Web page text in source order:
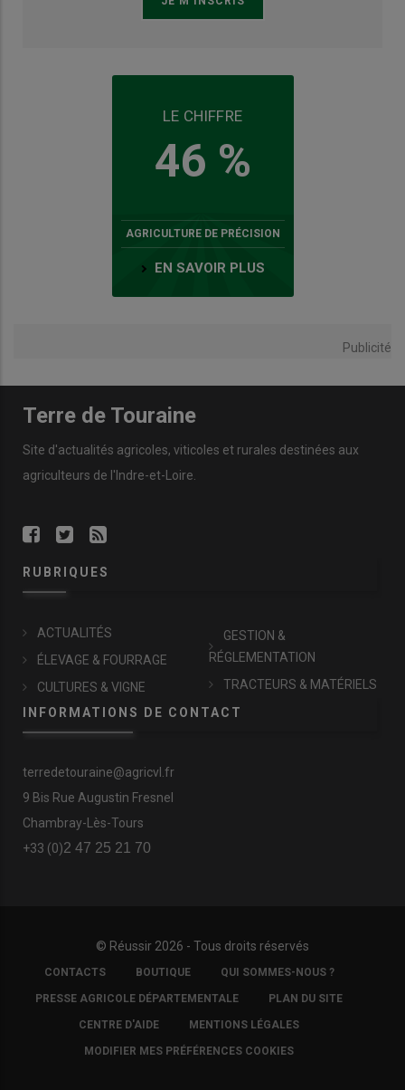
LE CHIFFRE
46 %
AGRICULTURE DE PRÉCISION
EN SAVOIR PLUS
Publicité
Terre de Touraine
Site d'actualités agricoles, viticoles et rurales destinées aux
agriculteurs de l'Indre-et-Loire.
RUBRIQUES
ACTUALITÉS
ÉLEVAGE & FOURRAGE
CULTURES & VIGNE
GESTION &
RÉGLEMENTATION
TRACTEURS & MATÉRIELS
INFORMATIONS DE CONTACT
terredetouraine@agricvl.fr
9 Bis Rue Augustin Fresnel
Chambray-Lès-Tours
+33 (0)2 47 25 21 70
© Réussir 2026 - Tous droits réservés
FOOTER
COPYRIGHT
CONTACTS BOUTIQUE QUI SOMMES-NOUS ?
PRESSE AGRICOLE DÉPARTEMENTALE PLAN DU SITE
CENTRE D'AIDE MENTIONS LÉGALES
MODIFIER MES PRÉFÉRENCES COOKIES